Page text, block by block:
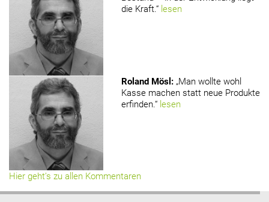
die Kraft.“ lesen
Roland Mösl : „Man wollte wohl
Kasse machen statt neue Produkte
erfinden.“ lesen
Hier geht’s zu allen Kommentaren